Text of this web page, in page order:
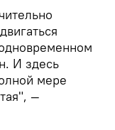
И здесь
мере
—